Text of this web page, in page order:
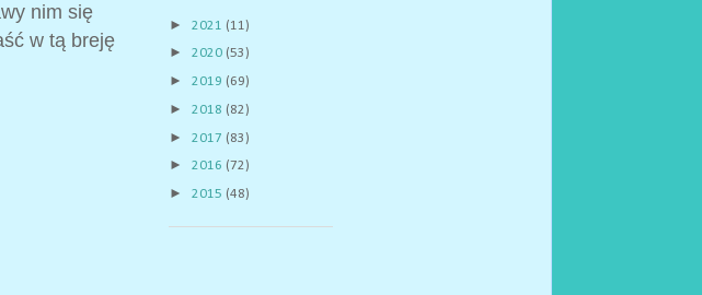
nim się
w tą breję
► 2021 (11)
► 2020 (53)
► 2019 (69)
► 2018 (82)
► 2017 (83)
► 2016 (72)
► 2015 (48)